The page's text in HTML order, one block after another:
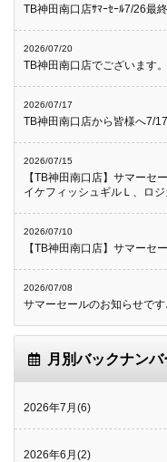
TB神田南口店ｻﾏｰｾｰﾙ7/26最
2026/07/20
TB神田南口店でございます
2026/07/17
TB神田南口店から皆様へ7/17
2026/07/15
【TB神田南口店】サマーセ
イケフィッシュギルＬ、ロ
2026/07/10
【TB神田南口店】サマーセ
2026/07/08
サマーセールのお知らせです
月別バックナンバ
2026年7月(6)
2026年6月(2)